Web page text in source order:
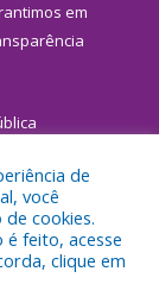
em
de
de
você
cookies.
feito, acesse
clique em